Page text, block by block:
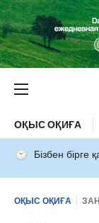
ОҚЫС ОҚИҒА
Бізбен бірге
ОҚЫС ОҚИҒА